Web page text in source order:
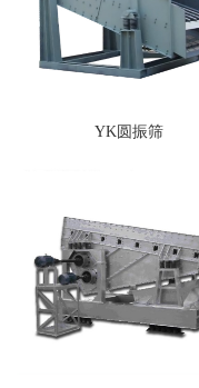
YK圆振筛